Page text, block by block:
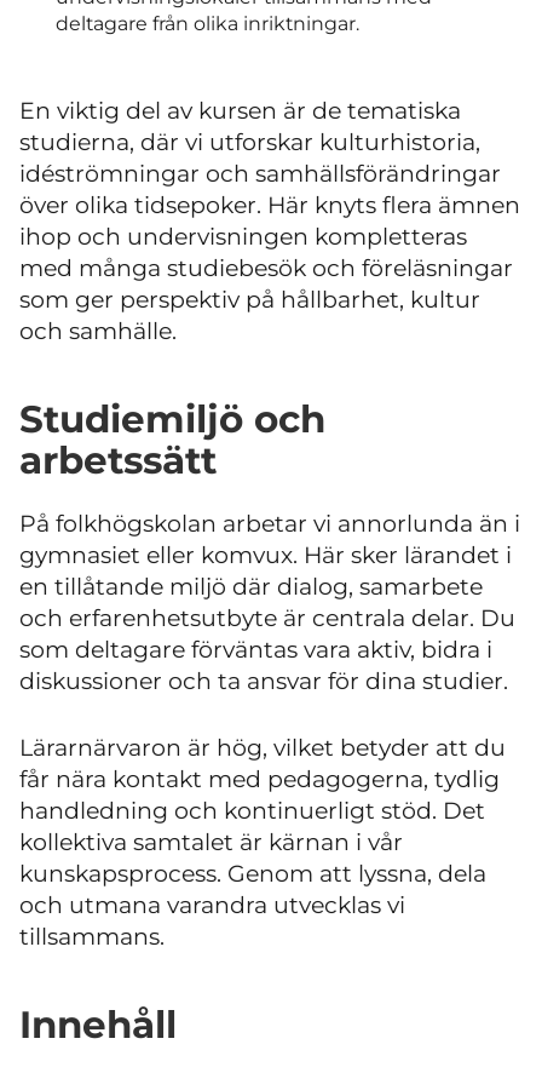
deltagare från olika inriktningar.
En viktig del av kursen är de tematiska
studierna, där vi utforskar kulturhistoria,
idéströmningar och samhällsförändringar
över olika tidsepoker. Här knyts flera ämnen
ihop och undervisningen kompletteras
med många studiebesök och föreläsningar
som ger perspektiv på hållbarhet, kultur
och samhälle.
Studiemiljö och
arbetssätt
På folkhögskolan arbetar vi annorlunda än i
gymnasiet eller komvux. Här sker lärandet i
en tillåtande miljö där dialog, samarbete
och erfarenhetsutbyte är centrala delar. Du
som deltagare förväntas vara aktiv, bidra i
diskussioner och ta ansvar för dina studier.
Lärarnärvaron är hög, vilket betyder att du
får nära kontakt med pedagogerna, tydlig
handledning och kontinuerligt stöd. Det
kollektiva samtalet är kärnan i vår
kunskapsprocess. Genom att lyssna, dela
och utmana varandra utvecklas vi
tillsammans.
Innehåll